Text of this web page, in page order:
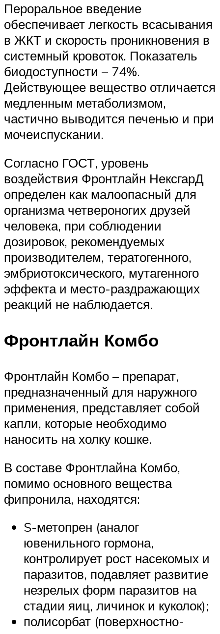
Пероральное введение
обеспечивает легкость всасывания
в ЖКТ и скорость проникновения в
системный кровоток. Показатель
биодоступности – 74%.
Действующее вещество отличается
медленным метаболизмом,
частично выводится печенью и при
мочеиспускании.
Согласно ГОСТ, уровень
воздействия Фронтлайн НексгарД
определен как малоопасный для
организма четвероногих друзей
человека, при соблюдении
дозировок, рекомендуемых
производителем, тератогенного,
эмбриотоксического, мутагенного
эффекта и место-раздражающих
реакций не наблюдается.
Фронтлайн Комбо
Фронтлайн Комбо – препарат,
предназначенный для наружного
применения, представляет собой
капли, которые необходимо
наносить на холку кошке.
В составе Фронтлайна Комбо,
помимо основного вещества
фипронила, находятся:
S-метопрен (аналог
ювенильного гормона,
контролирует рост насекомых и
паразитов, подавляет развитие
незрелых форм паразитов на
стадии яиц, личинок и куколок);
полисорбат (поверхностно-